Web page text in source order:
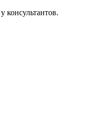
консультантов.